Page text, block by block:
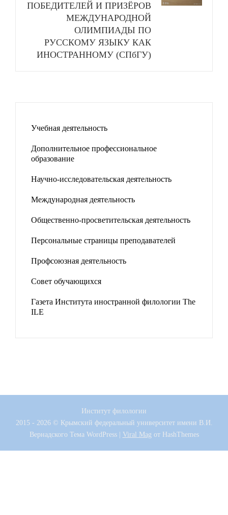
ПОБЕДИТЕЛЕЙ И ПРИЗЁРОВ
МЕЖДУНАРОДНОЙ
ОЛИМПИАДЫ ПО
РУССКОМУ ЯЗЫКУ КАК
ИНОСТРАННОМУ (СПбГУ)
Учебная деятельность
Дополнительное профессиональное
образование
Научно-исследовательская деятельность
Международная деятельность
Общественно-просветительская деятельность
Персональные страницы преподавателей
Профсоюзная деятельность
Совет обучающихся
Газета Института иностранной филологии The
ILE
Институт филологии
2015 - 2026 © Крымский федеральный университет имени В.И.
ВернадскогоТема WordPress | Viral Mag от HashThemes